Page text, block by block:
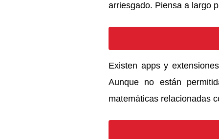
arriesgado. Piensa a largo
Existen apps y
Aunque no están
matemáticas relacionadas